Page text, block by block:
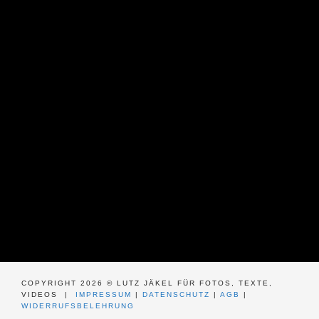
COPYRIGHT 2026 © LUTZ JÄKEL FÜR FOTOS, TEXTE,
VIDEOS | IMPRESSUM | DATENSCHUTZ | AGB
|
WIDERRUFSBELEHRUNG